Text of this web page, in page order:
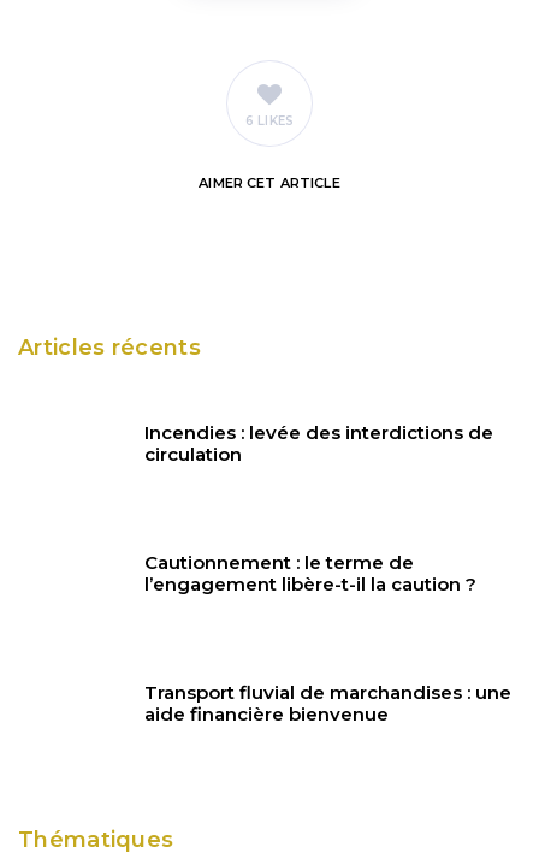
6 LIKES
AIMER CET ARTICLE
Articles récents
Incendies : levée des interdictions de
circulation
Cautionnement : le terme de
l’engagement libère-t-il la caution ?
Transport fluvial de marchandises : une
aide financière bienvenue
Thématiques